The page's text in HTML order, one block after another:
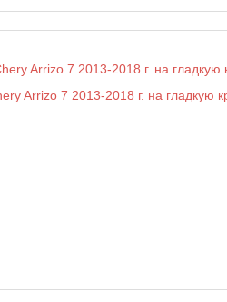
Arrizo 7 2013-2018 г. на гладкую